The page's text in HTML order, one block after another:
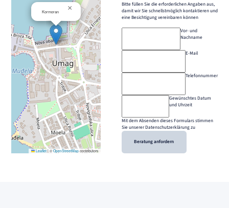
Kormoran ×
Leaflet |© OpenStreetMapcontributors
Bitte füllen Sie die erforderlichen Angaben aus,
damit wir Sie schnellstmöglich kontaktieren und
eine Besichtigung vereinbaren können
Vor- und
Nachname
E-Mail
Telefonnummer
Gewünschtes Datum
und Uhrzeit
Mit dem Absenden dieses Formulars stimmen
Sie unserer Datenschutzerklärung zu
Beratung anfordern